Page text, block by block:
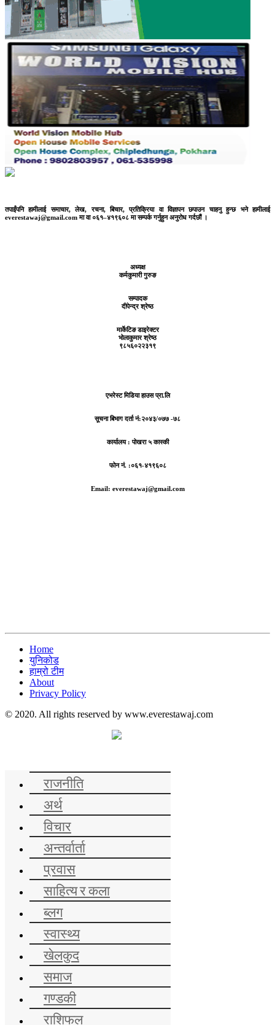
तपाईंपनि हामीलाई समाचार, लेख, रचना, बिचार, प्रतिक्रिया वा विज्ञापन छपाउन चाहनु हुन्छ भने हामीलाई
everestawaj@gmail.com मा वा ०६१–४१९६०८ मा सम्पर्क गर्नुहुन अनुरोध गर्दछौं ।
अध्यक्ष
कर्मकुमारी गुरुङ
सम्पादक
दीपेन्द्र श्रेष्ठ
मार्केटिङ डाइरेक्टर
भोलाकुमार श्रेष्ठ
९८५६०२२३१९
एभरेस्ट मिडिया हाउस प्रा.लि
सूचना बिभाग दर्ता नं:२०४३/०७७ -७८
कार्यालय :पोखरा ५ कास्की
फोन नं. :०६१-४१९६०८
Email: everestawaj@gmail.com
Home
युनिकोड
हाम्रो टीम
About
Privacy Policy
© 2020. All rights reserved by www.everestawaj.com
राजनीति
अर्थ
विचार
अन्तर्वार्ता
प्रवास
साहित्य र कला
ब्लग
स्वास्थ्य
खेलकुद
समाज
गण्डकी
राशिफल